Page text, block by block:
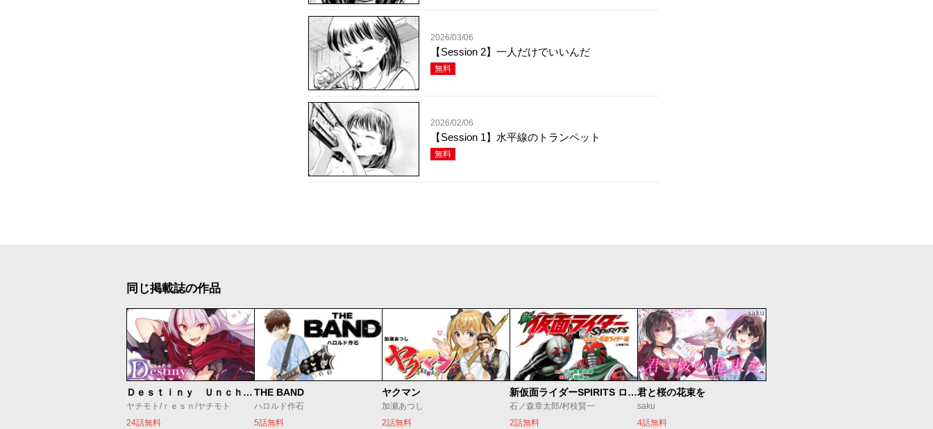
2026/03/06
【Session 2】一人だけでいいんだ
無料
2026/02/06
【Session 1】水平線のトランペット
無料
同じ掲載誌の作品
Ｄｅｓｔｉｎｙ Ｕｎｃｈａｉｎ Ｏｎｌｉｎｅ 吸血鬼少女となって、やがて『赤の魔王』と呼ばれるようになりました
ヤチモト/ｒｅｓｎ/ヤチモト
24話無料
THE BAND
ハロルド作石
5話無料
ヤクマン
加瀬あつし
2話無料
新仮面ライダーSPIRITS ロンリー仮面ライダー編
石ノ森章太郎/村枝賢一
2話無料
君と桜の花束を
saku
4話無料